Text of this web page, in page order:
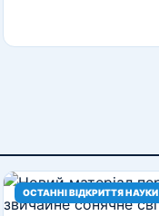
ОСТАННІ ВІДКРИТТЯ НАУКИ